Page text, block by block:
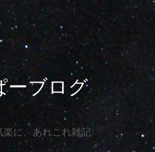
ーブログ
楽に、あれこれ雑記